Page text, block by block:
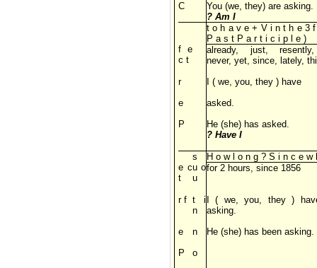
C
You (we, they) are asking.
? Am I
t o h a v e + V i n t h e 3
P a s t P a r t i c i p l e )
f e
c t
already, just,
never, yet, since, lately,
r
I ( we, you, they ) have
e
asked.
P
He (she) has asked.
? Have I
s
H o w l o n g ? S i n c e w
e c
t
u o
u
for 2 hours, since 1856
r f t i
n
I ( we, you, they )
asking.
e
n
He (she) has been asking.
P
o